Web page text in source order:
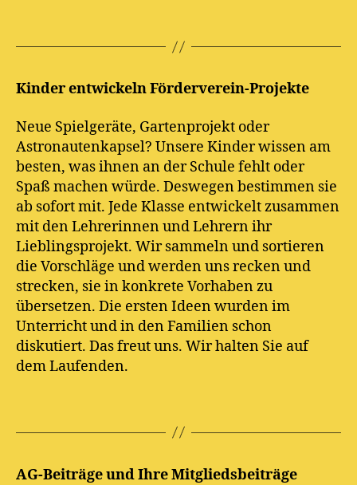
Kinder entwickeln Förderverein-Projekte
Neue Spielgeräte, Gartenprojekt oder
Astronautenkapsel? Unsere Kinder wissen am
besten, was ihnen an der Schule fehlt oder
Spaß machen würde. Deswegen bestimmen sie
ab sofort mit. Jede Klasse entwickelt zusammen
mit den Lehrerinnen und Lehrern ihr
Lieblingsprojekt. Wir sammeln und sortieren
die Vorschläge und werden uns recken und
strecken, sie in konkrete Vorhaben zu
übersetzen. Die ersten Ideen wurden im
Unterricht und in den Familien schon
diskutiert. Das freut uns. Wir halten Sie auf
dem Laufenden.
AG-Beiträge und Ihre Mitgliedsbeiträge